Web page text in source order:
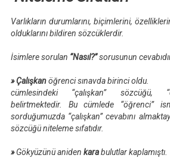
Varlıkların durumlarını, biçimlerini,
olduklarını bildiren sözcüklerdir.
İsimlere sorulan “Nasıl?”sorusunun
»Çalışkanöğrenci sınavda birinci oldu.
cümlesindeki “çalışkan” sözcüğü,
belirtmektedir. Bu cümlede “öğrenci”
sorduğumuzda “çalışkan” cevabını
sözcüğü niteleme sıfatıdır.
»Gökyüzünü aniden karabulutlar kaplamıştı.